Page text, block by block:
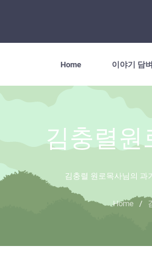
Home 이야기 담
김충렬원
김충렬 원로목사님의 과
Home /